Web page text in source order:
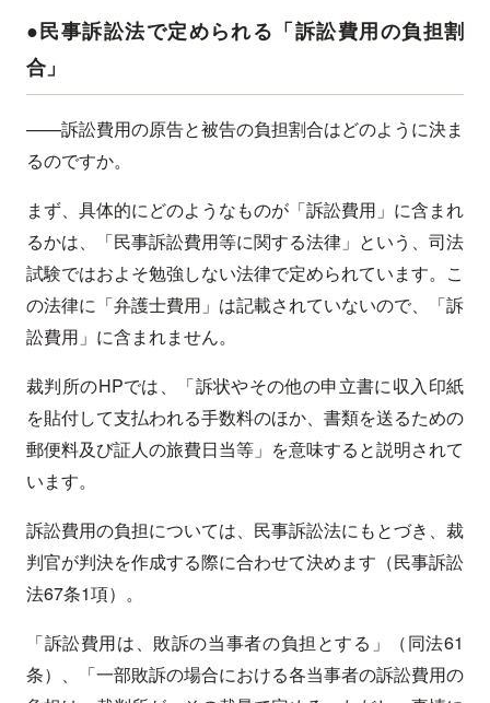
●民事訴訟法で定められる「訴訟費用の負担割
合」
——訴訟費用の原告と被告の負担割合はどのように決ま
るのですか。
まず、具体的にどのようなものが「訴訟費用」に含まれ
るかは、「民事訴訟費用等に関する法律」という、司法
試験ではおよそ勉強しない法律で定められています。こ
の法律に「弁護士費用」は記載されていないので、「訴
訟費用」に含まれません。
裁判所のHPでは、「訴状やその他の申立書に収入印紙
を貼付して支払われる手数料のほか、書類を送るための
郵便料及び証人の旅費日当等」を意味すると説明されて
います。
訴訟費用の負担については、民事訴訟法にもとづき、裁
判官が判決を作成する際に合わせて決めます（民事訴訟
法67条1項）。
「訴訟費用は、敗訴の当事者の負担とする」（同法61
条）、「一部敗訴の場合における各当事者の訴訟費用の